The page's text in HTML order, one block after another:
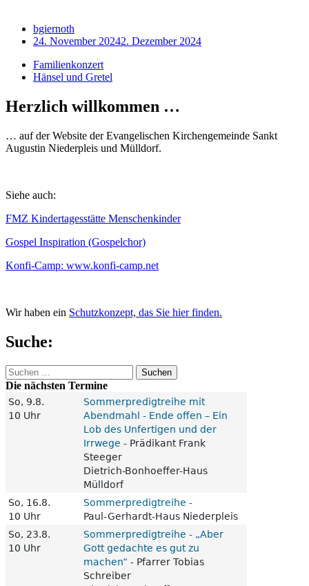
bgiernoth
24. November 20242. Dezember 2024
Familienkonzert
Hänsel und Gretel
Herzlich willkommen …
… auf der Website der Evangelischen Kirchengemeinde Sankt
Augustin Niederpleis und Mülldorf.
Siehe auch:
FMZ Kindertagesstätte Menschenkinder
Gospel Inspiration (Gospelchor)
Konfi-Camp: www.konfi-camp.net
Wir haben ein Schutzkonzept, das Sie hier finden.
Suche:
Suchen
nach:
Die nächsten Termine